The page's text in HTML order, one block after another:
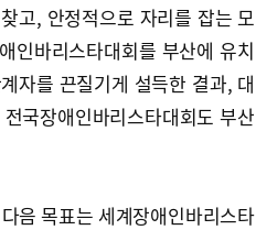
고, 안정적으로 자리를 잡는 모
인바리스타대회를 부산에 유치
자를 끈질기게 설득한 결과, 대
국장애인바리스타대회도 부산
음 목표는 세계장애인바리스타